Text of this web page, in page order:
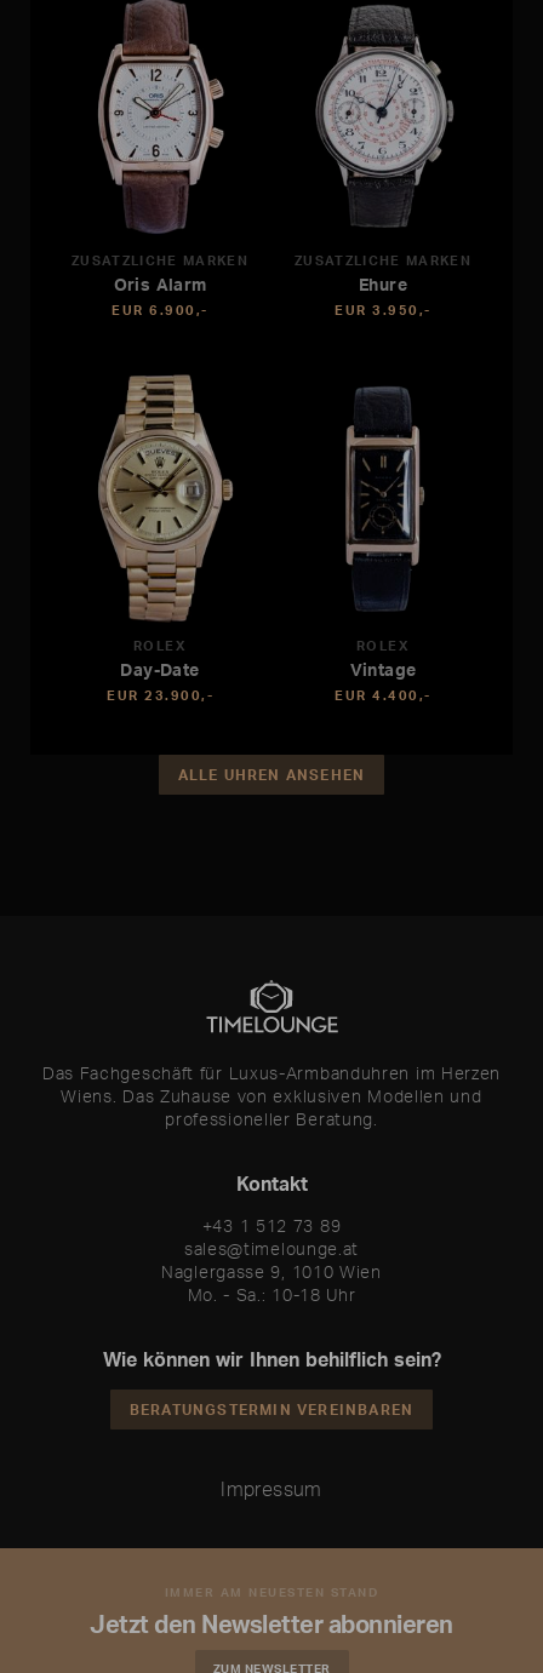
ZUSÄTZLICHE MARKEN
Oris Alarm
EUR 6.900,-
ZUSÄTZLICHE MARKEN
Ehure
EUR 3.950,-
ROLEX
Day-Date
EUR 23.900,-
ROLEX
Vintage
EUR 4.400,-
ALLE UHREN ANSEHEN
Das Fachgeschäft für Luxus-Armbanduhren im Herzen
Wiens. Das Zuhause von exklusiven Modellen und
professioneller Beratung.
Kontakt
+43 1 512 73 89
sales@timelounge.at
Naglergasse 9, 1010 Wien
Mo. - Sa.: 10-18 Uhr
Wie können wir Ihnen behilflich sein?
BERATUNGSTERMIN VEREINBAREN
Impressum
IMMER AM NEUESTEN STAND
Jetzt den Newsletter abonnieren
ZUM NEWSLETTER